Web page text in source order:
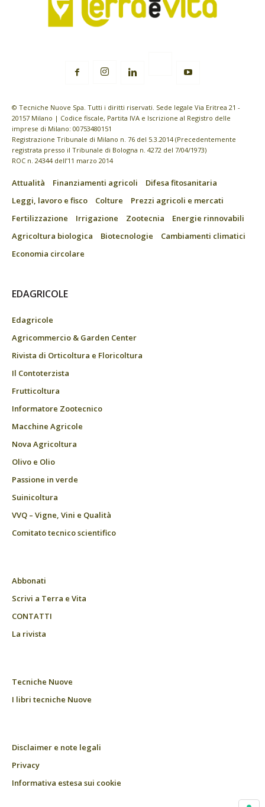
© Tecniche Nuove Spa. Tutti i diritti riservati. Sede legale Via Eritrea 21 -
20157 Milano | Codice fiscale, Partita IVA e Iscrizione al Registro delle
imprese di Milano: 00753480151
Registrazione Tribunale di Milano n. 76 del 5.3.2014 (Precedentemente
registrata presso il Tribunale di Bologna n. 4272 del 7/04/1973)
ROC n. 24344 dell’11 marzo 2014
Attualità Finanziamenti agricoli
Difesa fitosanitaria
Leggi, lavoro e fisco
Colture
Prezzi agricoli e mercati
Fertilizzazione
Irrigazione Zootecnia
Energie rinnovabili
Agricoltura biologica
Biotecnologie
Cambiamenti climatici
Economia circolare
EDAGRICOLE
Edagricole
Agricommercio & Garden Center
Rivista di Orticoltura e Floricoltura
Il Contoterzista
Frutticoltura
Informatore Zootecnico
Macchine Agricole
Nova Agricoltura
Olivo e Olio
Passione in verde
Suinicoltura
VVQ – Vigne, Vini e Qualità
Comitato tecnico scientifico
Abbonati
Scrivi a Terra e Vita
CONTATTI
La rivista
Tecniche Nuove
I libri tecniche Nuove
Disclaimer e note legali
Privacy
Informativa estesa sui cookie